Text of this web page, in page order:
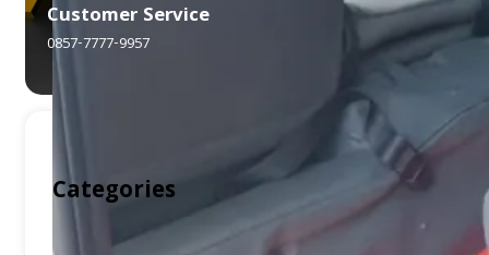
Customer Service
0857-7777-9957
Categories